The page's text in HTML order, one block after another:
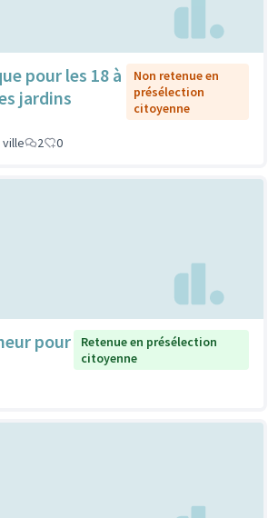
pour les 18 à
jardins
Non retenue en
présélection
citoyenne
2 0
pour
Retenue en présélection
citoyenne